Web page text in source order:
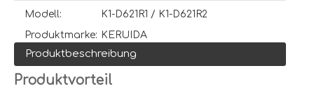
Modell:
K1-D621R1 / K1-D621R2
Produktmarke: KERUIDA
Produktbeschreibung
Produktvorteil